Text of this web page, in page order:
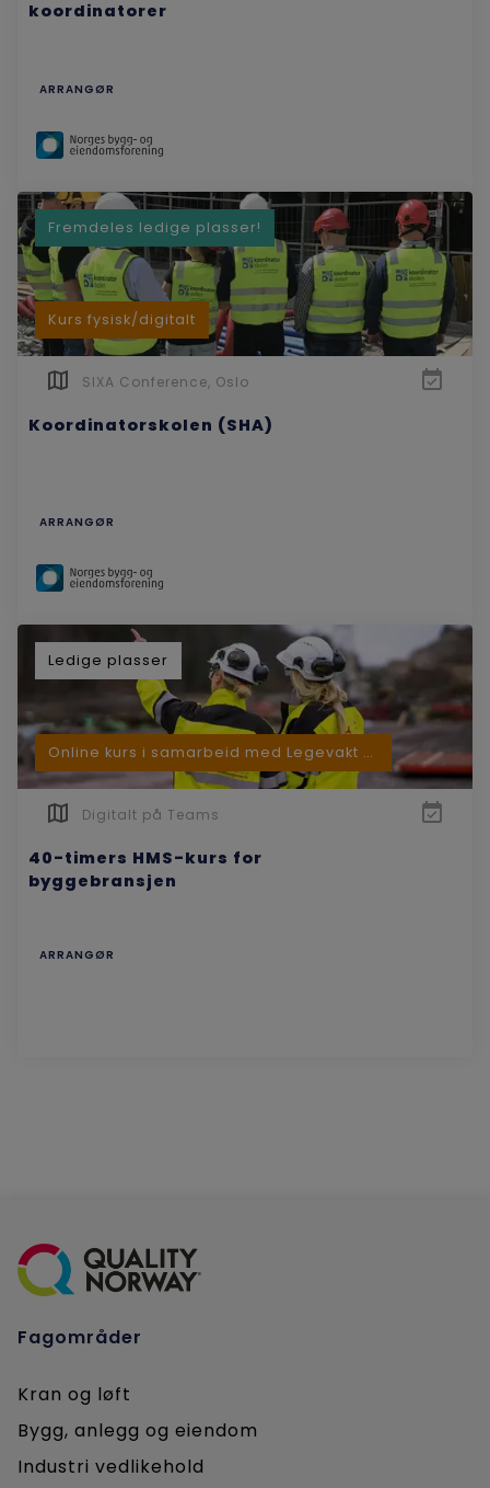
bygg, anlegg og eiendom. En av våre flaggskip er
og er en arena for kunnskapsutvikling og faglig
koordinatorer
ARRANGØR
Kurs fysisk/digitalt
Fremdeles ledige plasser!
SIXA Conference, Oslo
Koordinatorskolen (SHA)
ARRANGØR
Online kurs i samarbeid med Legevakt Ves...
Ledige plasser
Digitalt på Teams
40-timers HMS-kurs for
byggebransjen
ARRANGØR
Fagområder
Kran og løft
Bygg, anlegg og eiendom
Industri vedlikehold